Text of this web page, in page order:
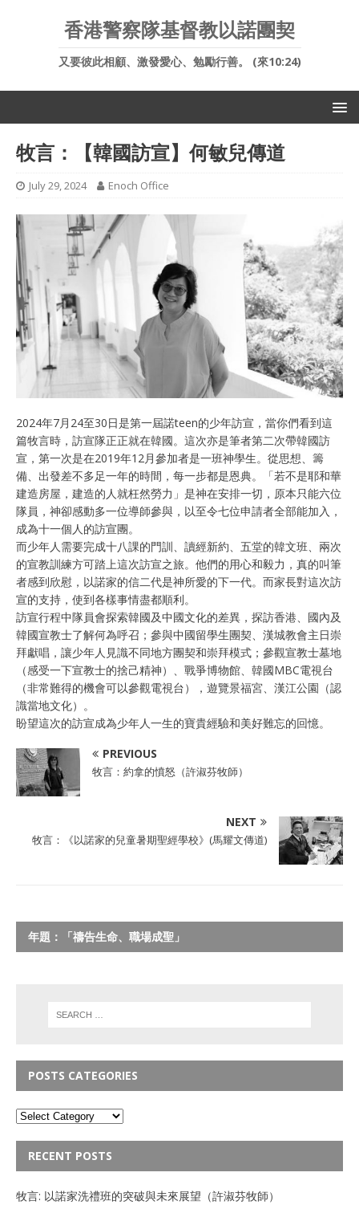
香港警察隊基督教以諾團契
又要彼此相顧、激發愛心、勉勵行善。 (來10:24)
牧言：【韓國訪宣】何敏兒傳道
July 29, 2024 Enoch Office
2024年7月24至30日是第一屆諾teen的少年訪宣，當你們看到這
篇牧言時，訪宣隊正正就在韓國。這次亦是筆者第二次帶韓國訪
宣，第一次是在2019年12月參加者是一班神學生。從思想、籌
備、出發差不多足一年的時間，每一步都是恩典。「若不是耶和華
建造房屋，建造的人就枉然勞力」是神在安排一切，原本只能六位
隊員，神卻感動多一位導師參與，以至令七位申請者全部能加入，
成為十一個人的訪宣團。
而少年人需要完成十八課的門訓、讀經新約、五堂的韓文班、兩次
的宣教訓練方可踏上這次訪宣之旅。他們的用心和毅力，真的叫筆
者感到欣慰，以諾家的信二代是神所愛的下一代。而家長對這次訪
宣的支持，使到各樣事情盡都順利。
訪宣行程中隊員會探索韓國及中國文化的差異，探訪香港、國內及
韓國宣教士了解何為呼召；參與中國留學生團契、漢城教會主日崇
拜獻唱，讓少年人見識不同地方團契和崇拜模式；參觀宣教士墓地
（感受一下宣教士的捨己精神）、戰爭博物館、韓國MBC電視台
（非常難得的機會可以參觀電視台），遊覽景福宮、漢江公園（認
識當地文化）。
盼望這次的訪宣成為少年人一生的寶貴經驗和美好難忘的回憶。
PREVIOUS
牧言：約拿的憤怒（許淑芬牧師）
NEXT
牧言：《以諾家的兒童暑期聖經學校》(馬耀文傳道)
年題：「禱告生命、職場成聖」
POSTS CATEGORIES
RECENT POSTS
牧言: 以諾家洗禮班的突破與未來展望（許淑芬牧師）